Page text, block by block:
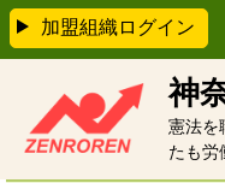
神
憲法を
たも労
加盟組織ログイン